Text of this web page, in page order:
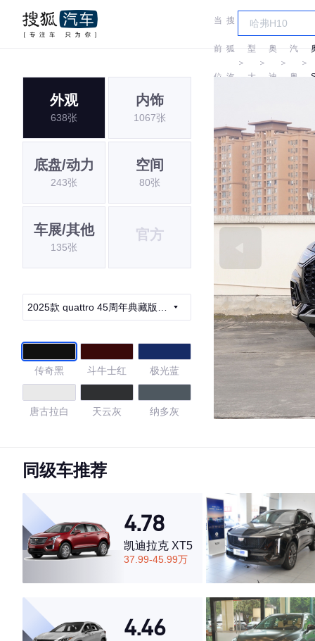
当
前
位
搜
狐
汽
＞
车
型
大
＞
奥
迪
＞
汽
奥
＞
外观
638张
内饰
1067张
底盘/动力
243张
空间
80张
车展/其他
135张
官方
2025款 quattro 45周年典藏版
传奇黑 斗牛士红 极光蓝
唐古拉白 天云灰 纳多灰
4.39
·外观表现较为优秀，优于91%同级车
·内饰表现一般，低于92%同级车
·空间表现一般，低于82%同级车
同级车推荐
4.78
凯迪拉克 XT5
37.99-45.99万
4.46